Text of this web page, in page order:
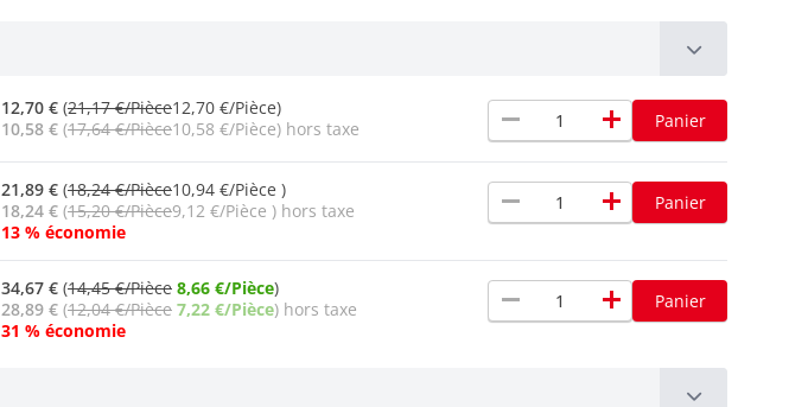
12,70 € (21,17 €/Pièce12,70 €/Pièce)
10,58 € (17,64 €/Pièce10,58 €/Pièce) hors taxe remove add Panier
21,89 € (18,24 €/Pièce10,94 €/Pièce )
18,24 € (15,20 €/Pièce9,12 €/Pièce ) hors taxe
13 % économie
remove add Panier
34,67 € (14,45 €/Pièce 8,66 €/Pièce)
28,89 € (12,04 €/Pièce 7,22 €/Pièce) hors taxe
31 % économie
remove add Panier